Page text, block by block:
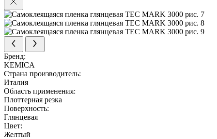
Бренд:
KEMICA
Страна производитель:
Италия
Область применения:
Плоттерная резка
Поверхность:
Глянцевая
Цвет:
Желтый